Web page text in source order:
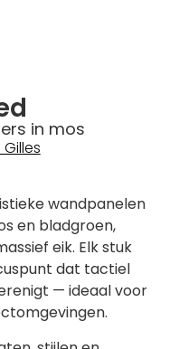
in mos
wandpanelen
en bladgroen,
eik. Elk stuk
dat tactiel
— ideaal voor